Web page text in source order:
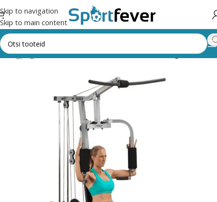
Skip to navigation
Skip to main content
keskused kodus kasutamiseks Treeningkeskused